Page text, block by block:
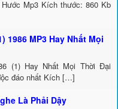
Mp3 Kích thước: 860 Kb
1986 MP3 Hay Nhất Mọi
(1) Hay Nhất Mọi Thời Đại
đáo nhất Kích […]
Là Phải Dậy